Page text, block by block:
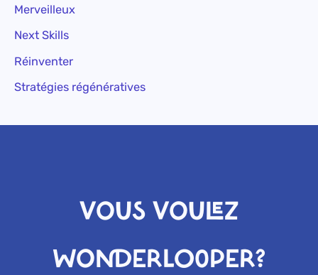
Merveilleux
Next Skills
Réinventer
Stratégies régénératives
VOUS VOULEZ
WONDERLOOPER?